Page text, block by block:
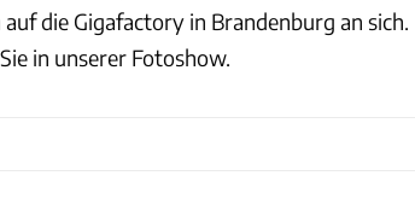
die Gigafactory in Brandenburg an sich.
in unserer Fotoshow.